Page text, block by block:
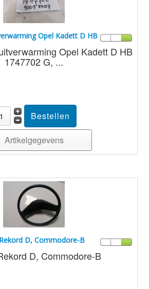
Opel Kadett D HB
Opel Kadett D HB
1747702 G, ...
Artikelgegevens
D, Commodore-B
D, Commodore-B